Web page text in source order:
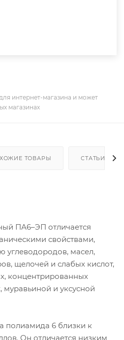
интернет-магазина и может
магазинах
ТОВАРЫ СТАТЬИ
ПА6–ЭП отличается
свойствами,
углеводородов, масел,
щелочей и слабых кислот,
концентрированных
муравьиной и уксусной
полиамида 6 близки к
Он отличается низким